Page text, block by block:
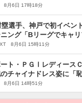
8月6日 17時18分
塁選手、神戸で初イベ
ング「Bリーグでキャリ
8月6日 15時11分
ート・ＰＧⅠレディース
チャイナドレス姿に「
…」
8月6日 14時51分